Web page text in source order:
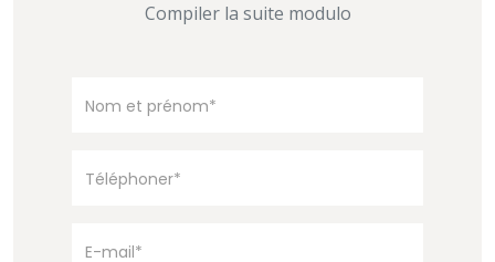
Compiler la suite modulo